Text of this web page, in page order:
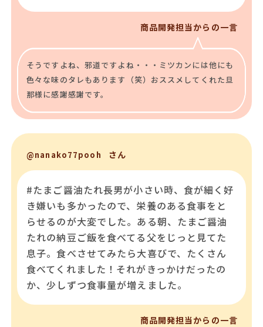
商品開発担当からの一言
そうですよね、邪道ですよね・・・ミツカンには他にも
色々な味のタレもあります（笑）おススメしてくれた旦
那様に感謝感謝です。
@nanako77pooh さん
#たまご醤油たれ長男が小さい時、食が細く好
き嫌いも多かったので、栄養のある食事をと
らせるのが大変でした。ある朝、たまご醤油
たれの納豆ご飯を食べてる父をじっと見てた
息子。食べさせてみたら大喜びで、たくさん
食べてくれました！それがきっかけだったの
か、少しずつ食事量が増えました。
商品開発担当からの一言